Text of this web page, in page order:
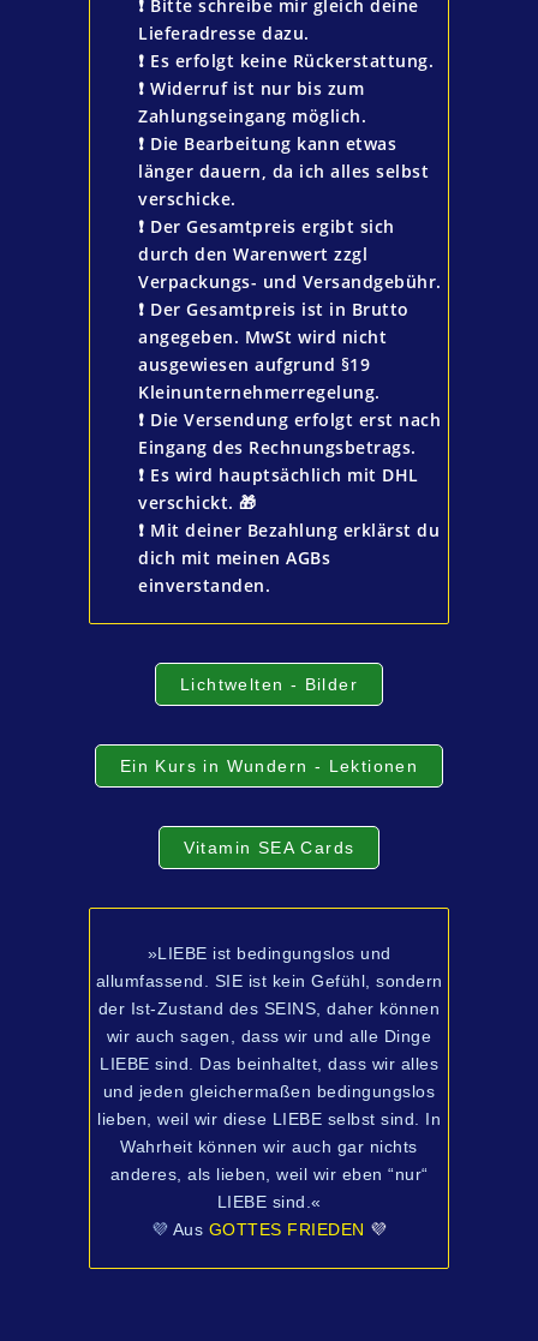
❗️ Bitte schreibe mir gleich deine
Lieferadresse dazu.
❗️ Es erfolgt keine Rückerstattung.
❗️ Widerruf ist nur bis zum
Zahlungseingang möglich.
❗️ Die Bearbeitung kann etwas
länger dauern, da ich alles selbst
verschicke.
❗️ Der Gesamtpreis ergibt sich
durch den Warenwert zzgl
Verpackungs- und Versandgebühr.
❗️ Der Gesamtpreis ist in Brutto
angegeben. MwSt wird nicht
ausgewiesen aufgrund §19
Kleinunternehmerregelung.
❗️ Die Versendung erfolgt erst nach
Eingang des Rechnungsbetrags.
❗️ Es wird hauptsächlich mit DHL
verschickt. 🎁
❗️ Mit deiner Bezahlung erklärst du
dich mit meinen AGBs
einverstanden.
Lichtwelten - Bilder
Ein Kurs in Wundern - Lektionen
Vitamin SEA Cards
»LIEBE ist bedingungslos und
allumfassend. SIE ist kein Gefühl, sondern
der Ist-Zustand des SEINS, daher können
wir auch sagen, dass wir und alle Dinge
LIEBE sind. Das beinhaltet, dass wir alles
und jeden gleichermaßen bedingungslos
lieben, weil wir diese LIEBE selbst sind. In
Wahrheit können wir auch gar nichts
anderes, als lieben, weil wir eben “nur“
LIEBE sind.«
💜 Aus GOTTES FRIEDEN 💜